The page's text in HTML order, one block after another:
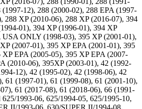
12), 288 (2000-02), 288 EPA (1997-
288 XP (2010-06), 288 XP (2016-07), 394
01), 394 XP (1996-01), 394 XP
USA ONLY (1998-03), 395 XP (2001-01),
(2007-01), 395 XP EPA (2001-01), 395
EPA (2005-05), 395 XP EPA (2007-
(2010-06), 395XP (2003-01), 42 (1992-
12), 42 (1995-02), 42 (1998-06), 42
61 (1997-01), 61 (1999-08), 61 (2001-10),
61 (2017-08), 61 (2018-06), 66 (1991-
625/1993-06, 625/1994-05, 625/1995-10,
II/1993-06, 630/SUPER II/1994-08,